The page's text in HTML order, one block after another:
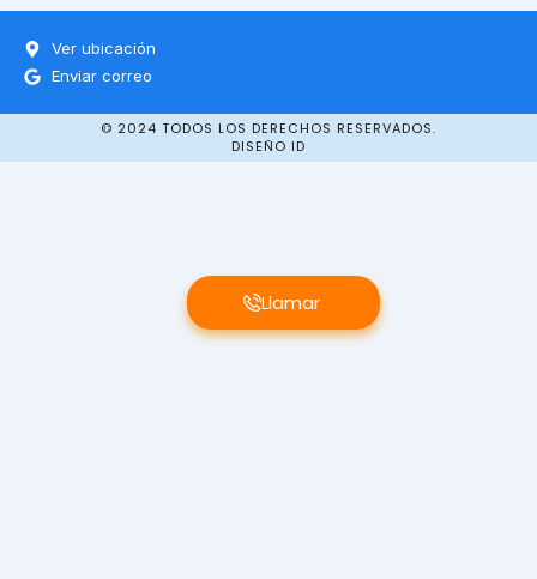
Ver ubicación
Enviar correo
Llamar
© 2024 TODOS LOS DERECHOS RESERVADOS.
DISEÑO ID